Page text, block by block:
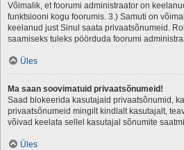
Võimalik, et foorumi administraator on
funktsiooni kogu foorumis. 3.) Samuti on
keelanud just Sinul saata privaatsõnumeid.
saamiseks tuleks pöörduda foorumi
Üles
Ma saan soovimatuid privaatsõnumeid!
Saad blokeerida kasutajaid privaatsõnumid,
privaatsõnumeid mingilt kindlalt kasutajalt,
võivad keelata sellel kasutajal sõnumite
Üles